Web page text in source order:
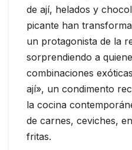
de ají, helados y
picante han
un protagonista de la
sorprendiendo a
combinaciones
ají», un condimento
la cocina
de carnes, ceviches,
fritas.